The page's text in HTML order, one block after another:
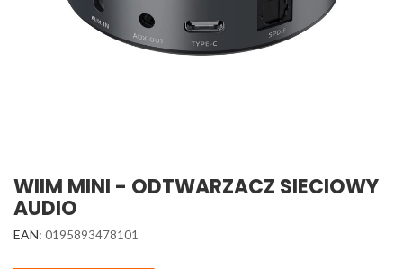
WIIM MINI - ODTWARZACZ SIECIOWY
AUDIO
EAN: 0195893478101